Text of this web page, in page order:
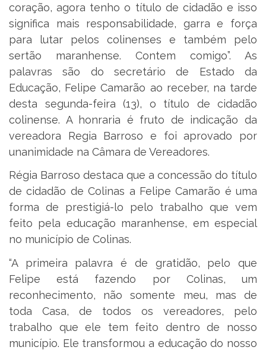
coração, agora tenho o título de cidadão e isso
significa mais responsabilidade, garra e força
para lutar pelos colinenses e também pelo
sertão maranhense. Contem comigo”. As
palavras são do secretário de Estado da
Educação, Felipe Camarão ao receber, na tarde
desta segunda-feira (13), o título de cidadão
colinense. A honraria é fruto de indicação da
vereadora Regia Barroso e foi aprovado por
unanimidade na Câmara de Vereadores.
Régia Barroso destaca que a concessão do título
de cidadão de Colinas a Felipe Camarão é uma
forma de prestigiá-lo pelo trabalho que vem
feito pela educação maranhense, em especial
no município de Colinas.
“A primeira palavra é de gratidão, pelo que
Felipe está fazendo por Colinas, um
reconhecimento, não somente meu, mas de
toda Casa, de todos os vereadores, pelo
trabalho que ele tem feito dentro de nosso
município. Ele transformou a educação do nosso